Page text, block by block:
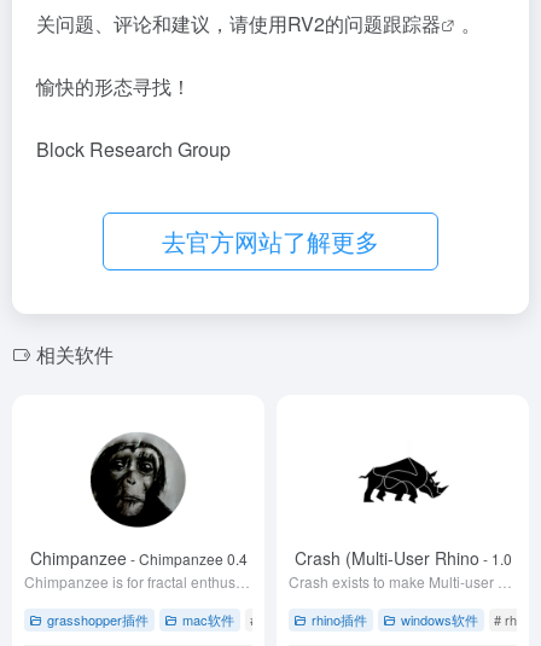
关问题、评论和建议，请使用RV2的问题跟踪器 。
愉快的形态寻找！
Block Research Group
去官方网站了解更多
相关软件
Chimpanzee- Chimpanzee 0.4
grasshopper插件 mac软件 # grasshopper插件 # grasshopper草蜢插件
Crash (Multi-User Rhino - 1.0
rhino插件 windows软件 # rhino